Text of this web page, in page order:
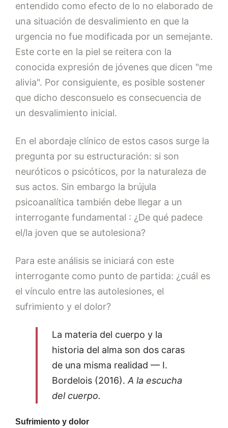
entendido como efecto de lo no elaborado de
una situación de desvalimiento en que la
urgencia no fue modificada por un semejante.
Este corte en la piel se reitera con la
conocida expresión de jóvenes que dicen "me
alivia". Por consiguiente, es posible sostener
que dicho desconsuelo es consecuencia de
un desvalimiento inicial.
En el abordaje clínico de estos casos surge la
pregunta por su estructuración: si son
neuróticos o psicóticos, por la naturaleza de
sus actos. Sin embargo la brújula
psicoanalítica también debe llegar a un
interrogante fundamental : ¿De qué padece
el/la joven que se autolesiona?
Para este análisis se iniciará con este
interrogante como punto de partida: ¿cuál es
el vínculo entre las autolesiones, el
sufrimiento y el dolor?
La materia del cuerpo y la
historia del alma son dos caras
de una misma realidad — I.
Bordelois (2016). A la escucha
del cuerpo.
Sufrimiento y dolor